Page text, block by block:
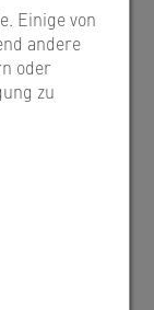
Einige von
andere
oder
zu